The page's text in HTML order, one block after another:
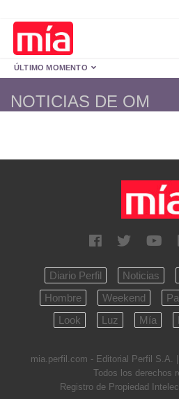
ÚLTIMO MOMENTO
NOTICIAS DE OM
Diario Perfil Noticias
Hombre
Weekend
Look
Luz Mía
mia.perfil.com - Editorial Perfil S.A.
Todos los derechos
Registro de Propiedad